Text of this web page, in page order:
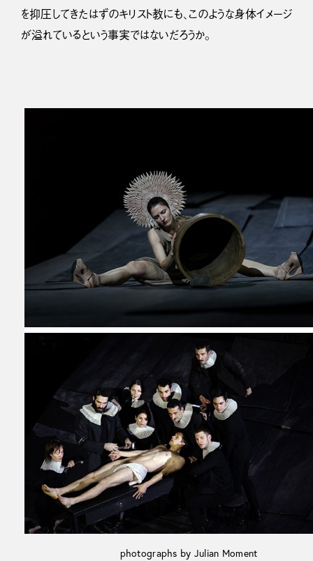
を抑圧してきたはずのキリスト教にも、このような身体イメージ
が溢れているという事実ではないだろうか。
photographs by Julian Moment